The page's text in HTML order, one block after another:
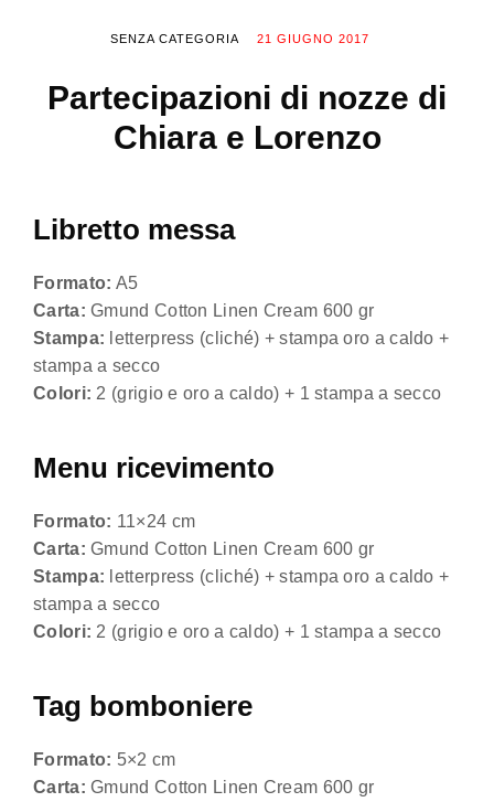
SENZA CATEGORIA 21 GIUGNO 2017
Partecipazioni di nozze di
Chiara e Lorenzo
Libretto messa
Formato: A5
Carta: Gmund Cotton Linen Cream 600 gr
Stampa: letterpress (cliché) + stampa oro a caldo +
stampa a secco
Colori: 2 (grigio e oro a caldo) + 1 stampa a secco
Menu ricevimento
Formato: 11×24 cm
Carta: Gmund Cotton Linen Cream 600 gr
Stampa: letterpress (cliché) + stampa oro a caldo +
stampa a secco
Colori: 2 (grigio e oro a caldo) + 1 stampa a secco
Tag bomboniere
Formato: 5×2 cm
Carta: Gmund Cotton Linen Cream 600 gr